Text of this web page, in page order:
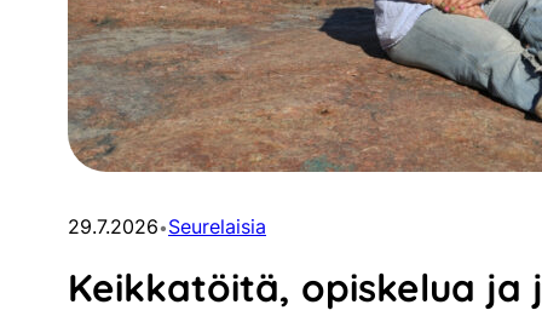
29.7.2026•Seurelaisia
Keikkatöitä, opiskelua ja